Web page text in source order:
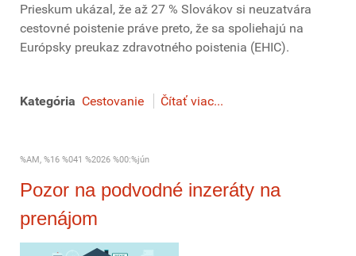
Prieskum ukázal, že až 27 % Slovákov si neuzatvára
cestovné poistenie práve preto, že sa spoliehajú na
Európsky preukaz zdravotného poistenia (EHIC).
Kategória Cestovanie Čítať viac...
%AM, %16 %041 %2026 %00:%jún
Pozor na podvodné inzeráty na
prenájom